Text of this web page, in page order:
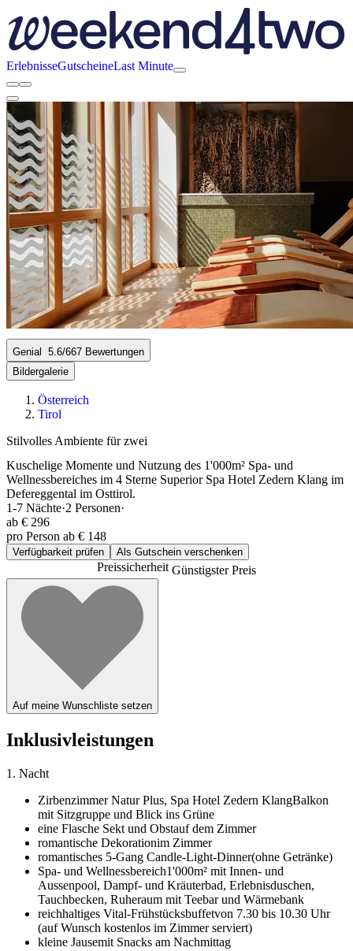
ErlebnisseGutscheineLast Minute
Genial 5.6/667 Bewertungen
Bildergalerie
Österreich
Tirol
Stilvolles Ambiente für zwei
Kuschelige Momente und Nutzung des 1'000m² Spa- und
Wellnessbereiches im 4 Sterne Superior Spa Hotel Zedern Klang im
Defereggental im Osttirol.
1-7 Nächte·2 Personen·
ab € 296
pro Person ab € 148
Verfügbarkeit prüfen Als Gutschein verschenken
PreissicherheitGünstigster Preis
Auf meine Wunschliste setzen
Inklusivleistungen
1. Nacht
Zirbenzimmer Natur Plus, Spa Hotel Zedern KlangBalkon
mit Sitzgruppe und Blick ins Grüne
eine Flasche Sekt und Obstauf dem Zimmer
romantische Dekorationim Zimmer
romantisches 5-Gang Candle-Light-Dinner(ohne Getränke)
Spa- und Wellnessbereich1'000m² mit Innen- und
Aussenpool, Dampf- und Kräuterbad, Erlebnisduschen,
Tauchbecken, Ruheraum mit Teebar und Wärmebank
reichhaltiges Vital-Frühstücksbuffetvon 7.30 bis 10.30 Uhr
(auf Wunsch kostenlos im Zimmer serviert)
kleine Jausemit Snacks am Nachmittag